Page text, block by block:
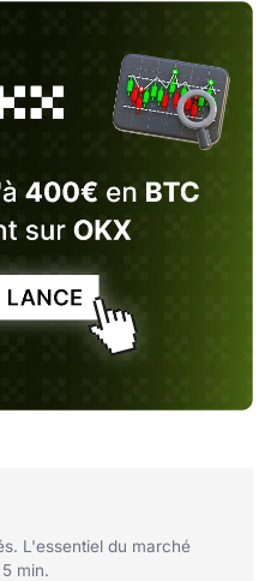
L'essentiel du marché
min.